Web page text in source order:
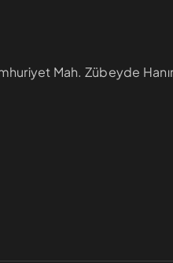
Mah. Zübeyde